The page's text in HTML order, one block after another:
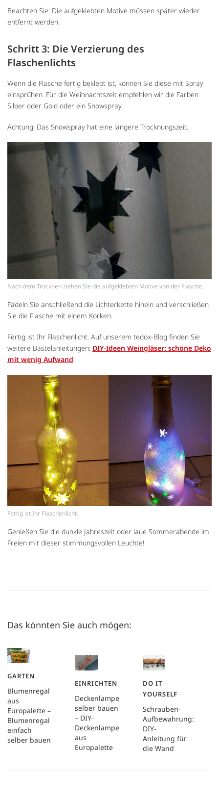
Beachten Sie: Die aufgeklebten Motive müssen später wieder
entfernt werden.
Schritt 3: Die Verzierung des
Flaschenlichts
Wenn die Flasche fertig beklebt ist, können Sie diese mit Spray
einsprühen. Für die Weihnachtszeit empfehlen wir die Farben
Silber oder Gold oder ein Snowspray.
Achtung: Das Snowspray hat eine längere Trocknungszeit.
Nach dem Trocknen ziehen Sie die aufgeklebten Motive von der Flasche.
Fädeln Sie anschließend die Lichterkette hinein und verschließen
Sie die Flasche mit einem Korken.
Fertig ist Ihr Flaschenlicht. Auf unserem tedox-Blog finden Sie
weitere Bastelanleitungen: DIY-Ideen Weingläser: schöne Deko
mit wenig Aufwand.
Fertig ist Ihr Flaschenlicht.
Genießen Sie die dunkle Jahreszeit oder laue Sommerabende im
Freien mit dieser stimmungsvollen Leuchte!
Das könnten Sie auch mögen:
Blumenregal
aus
Europalette –
Blumenregal
einfach
selber bauen
GARTEN
Deckenlampe
selber bauen
– DIY-
Deckenlampe
aus
Europalette
EINRICHTEN
Schrauben-
Aufbewahrung:
DIY-
Anleitung für
die Wand
DO IT
YOURSELF